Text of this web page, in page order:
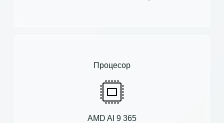
Процесор
AMD AI 9 365